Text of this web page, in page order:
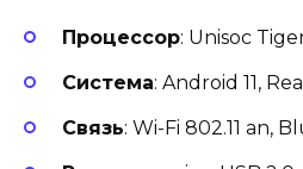
Процессор: Unisoc
Система: Android 11,
Связь: Wi-Fi 802.11 an,